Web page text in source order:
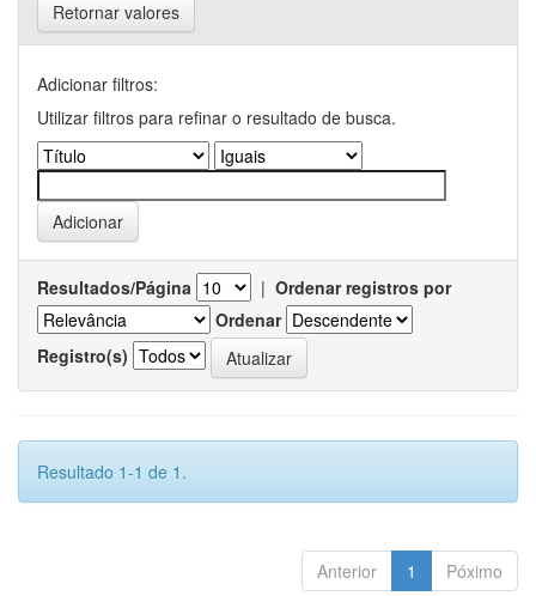
Retornar valores
Adicionar filtros:
Utilizar filtros para refinar o resultado de busca.
Resultados/Página | Ordenar registros por
Ordenar
Registro(s)
Resultado 1-1 de 1.
Anterior 1 Póximo